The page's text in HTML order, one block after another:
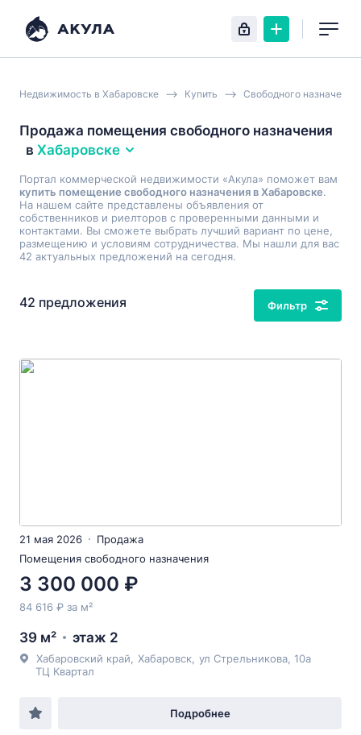
Недвижимость в Хабаровске Купить Свободного назначения
Продажа помещения свободного назначения
в Хабаровске
Портал коммерческой недвижимости «Акула» поможет вам
купить помещение свободного назначения в Хабаровске.
На нашем сайте представлены объявления от
собственников и риелторов с проверенными данными и
контактами. Вы сможете выбрать лучший вариант по цене,
размещению и условиям сотрудничества. Мы нашли для вас
42 актуальных предложений на сегодня.
42 предложения Фильтр
21 мая 2026
Продажа
Помещения свободного назначения
3 300 000 ₽
84 616 ₽ за м²
39 м² этаж 2
Хабаровский край Хабаровск ул Стрельникова , 10а
ТЦ Квартал
Подробнее